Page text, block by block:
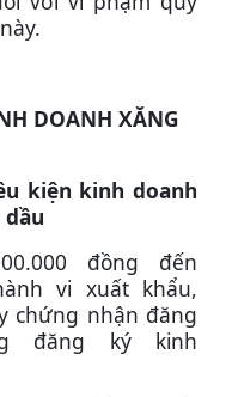
DOANH XĂNG
kiện kinh doanh
đồng đến
vi xuất khẩu,
chứng nhận đăng
đăng ký kinh